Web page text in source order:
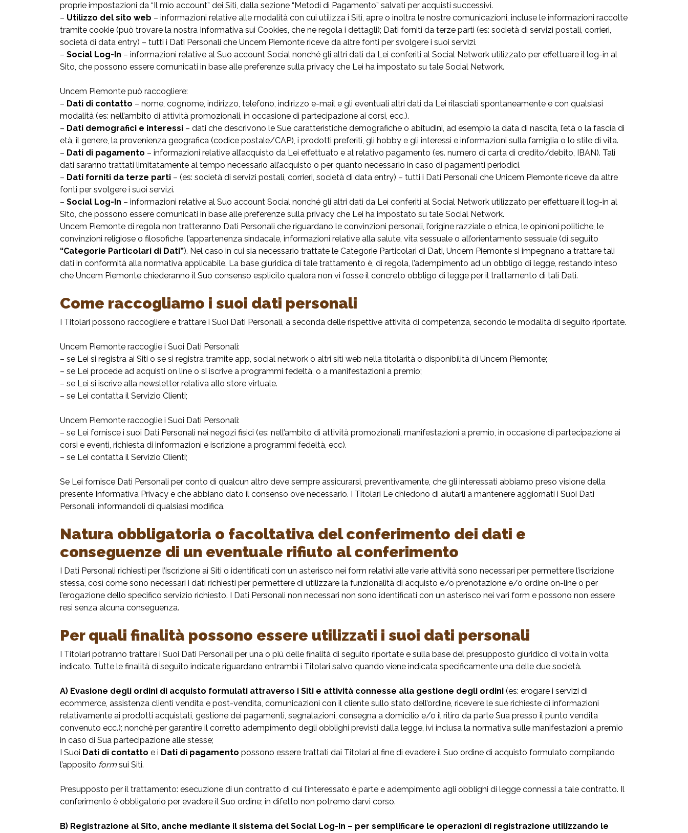
proprie impostazioni da “Il mio account” dei Siti, dalla sezione “Metodi di Pagamento” salvati per acquisti successivi.
– Utilizzo del sito web – informazioni relative alle modalità con cui utilizza i Siti, apre o inoltra le nostre comunicazioni, incluse le informazioni raccolte
tramite cookie (può trovare la nostra Informativa sui Cookies, che ne regola i dettagli); Dati forniti da terze parti (es: società di servizi postali, corrieri,
società di data entry) – tutti i Dati Personali che Uncem Piemonte riceve da altre fonti per svolgere i suoi servizi.
– Social Log-In – informazioni relative al Suo account Social nonché gli altri dati da Lei conferiti al Social Network utilizzato per effettuare il log-in al
Sito, che possono essere comunicati in base alle preferenze sulla privacy che Lei ha impostato su tale Social Network.
Uncem Piemonte può raccogliere:
– Dati di contatto – nome, cognome, indirizzo, telefono, indirizzo e-mail e gli eventuali altri dati da Lei rilasciati spontaneamente e con qualsiasi
modalità (es: nell’ambito di attività promozionali, in occasione di partecipazione ai corsi, ecc.).
– Dati demografici e interessi – dati che descrivono le Sue caratteristiche demografiche o abitudini, ad esempio la data di nascita, l’età o la fascia di
età, il genere, la provenienza geografica (codice postale/CAP), i prodotti preferiti, gli hobby e gli interessi e informazioni sulla famiglia o lo stile di vita.
– Dati di pagamento – informazioni relative all’acquisto da Lei effettuato e al relativo pagamento (es. numero di carta di credito/debito, IBAN). Tali
dati saranno trattati limitatamente al tempo necessario all’acquisto o per quanto necessario in caso di pagamenti periodici.
– Dati forniti da terze parti – (es: società di servizi postali, corrieri, società di data entry) – tutti i Dati Personali che Unicem Piemonte riceve da altre
fonti per svolgere i suoi servizi.
– Social Log-In – informazioni relative al Suo account Social nonché gli altri dati da Lei conferiti al Social Network utilizzato per effettuare il log-in al
Sito, che possono essere comunicati in base alle preferenze sulla privacy che Lei ha impostato su tale Social Network.
Uncem Piemonte di regola non tratteranno Dati Personali che riguardano le convinzioni personali, l’origine razziale o etnica, le opinioni politiche, le
convinzioni religiose o filosofiche, l’appartenenza sindacale, informazioni relative alla salute, vita sessuale o all’orientamento sessuale (di seguito
“Categorie Particolari di Dati”). Nel caso in cui sia necessario trattate le Categorie Particolari di Dati, Uncem Piemonte si impegnano a trattare tali
dati in conformità alla normativa applicabile. La base giuridica di tale trattamento è, di regola, l’adempimento ad un obbligo di legge, restando inteso
che Uncem Piemonte chiederanno il Suo consenso esplicito qualora non vi fosse il concreto obbligo di legge per il trattamento di tali Dati.
Come raccogliamo i suoi dati personali
I Titolari possono raccogliere e trattare i Suoi Dati Personali, a seconda delle rispettive attività di competenza, secondo le modalità di seguito riportate.
Uncem Piemonte raccoglie i Suoi Dati Personali:
– se Lei si registra ai Siti o se si registra tramite app, social network o altri siti web nella titolarità o disponibilità di Uncem Piemonte;
– se Lei procede ad acquisti on line o si iscrive a programmi fedeltà, o a manifestazioni a premio;
– se Lei si iscrive alla newsletter relativa allo store virtuale.
– se Lei contatta il Servizio Clienti;
Uncem Piemonte raccoglie i Suoi Dati Personali:
– se Lei fornisce i suoi Dati Personali nei negozi fisici (es: nell’ambito di attività promozionali, manifestazioni a premio, in occasione di partecipazione ai
corsi e eventi, richiesta di informazioni e iscrizione a programmi fedeltà, ecc).
– se Lei contatta il Servizio Clienti;
Se Lei fornisce Dati Personali per conto di qualcun altro deve sempre assicurarsi, preventivamente, che gli interessati abbiamo preso visione della
presente Informativa Privacy e che abbiano dato il consenso ove necessario. I Titolari Le chiedono di aiutarli a mantenere aggiornati i Suoi Dati
Personali, informandoli di qualsiasi modifica.
Natura obbligatoria o facoltativa del conferimento dei dati e
conseguenze di un eventuale rifiuto al conferimento
I Dati Personali richiesti per l’iscrizione ai Siti o identificati con un asterisco nei form relativi alle varie attività sono necessari per permettere l’iscrizione
stessa, così come sono necessari i dati richiesti per permettere di utilizzare la funzionalità di acquisto e/o prenotazione e/o ordine on-line o per
l’erogazione dello specifico servizio richiesto. I Dati Personali non necessari non sono identificati con un asterisco nei vari form e possono non essere
resi senza alcuna conseguenza.
Per quali finalità possono essere utilizzati i suoi dati personali
I Titolari potranno trattare i Suoi Dati Personali per una o più delle finalità di seguito riportate e sulla base del presupposto giuridico di volta in volta
indicato. Tutte le finalità di seguito indicate riguardano entrambi i Titolari salvo quando viene indicata specificamente una delle due società.
A) Evasione degli ordini di acquisto formulati attraverso i Siti e attività connesse alla gestione degli ordini (es: erogare i servizi di
ecommerce, assistenza clienti vendita e post-vendita, comunicazioni con il cliente sullo stato dell’ordine, ricevere le sue richieste di informazioni
relativamente ai prodotti acquistati, gestione dei pagamenti, segnalazioni, consegna a domicilio e/o il ritiro da parte Sua presso il punto vendita
convenuto ecc.); nonché per garantire il corretto adempimento degli obblighi previsti dalla legge, ivi inclusa la normativa sulle manifestazioni a premio
in caso di Sua partecipazione alle stesse;
I Suoi Dati di contatto e i Dati di pagamento possono essere trattati dai Titolari al fine di evadere il Suo ordine di acquisto formulato compilando
l’apposito form sui Siti.
Presupposto per il trattamento: esecuzione di un contratto di cui l’interessato è parte e adempimento agli obblighi di legge connessi a tale contratto. Il
conferimento è obbligatorio per evadere il Suo ordine; in difetto non potremo darvi corso.
B) Registrazione al Sito, anche mediante il sistema del Social Log-In – per semplificare le operazioni di registrazione utilizzando le